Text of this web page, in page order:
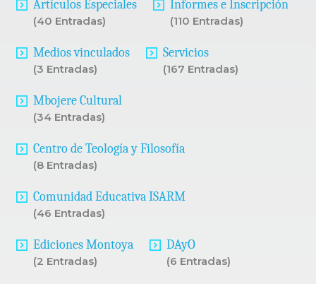
Artículos Especiales
(40 Entradas)
Informes e Inscripción
(110 Entradas)
Medios vinculados
(3 Entradas)
Servicios
(167 Entradas)
Mbojere Cultural
(34 Entradas)
Centro de Teología y Filosofía
(8 Entradas)
Comunidad Educativa ISARM
(46 Entradas)
Ediciones Montoya
(2 Entradas)
DAyO
(6 Entradas)